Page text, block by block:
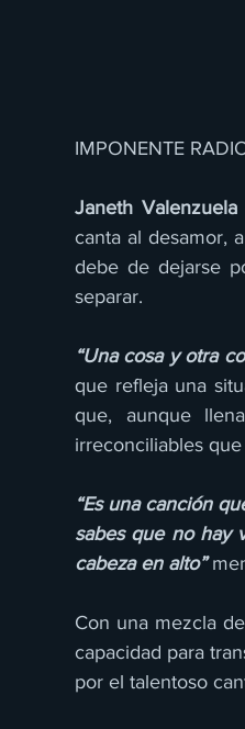
IMPONENTE
Janeth Valenzuela
canta al desamor,
debe de dejarse
separar.
“Una cosa y otra
que refleja una
que, aunque
irreconciliables
“Es una canción
sabes que no hay
cabeza en alto”
Con una mezcla
capacidad para
por el talentoso